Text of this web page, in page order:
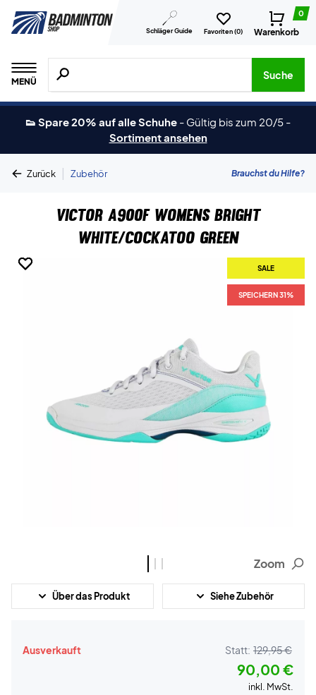
Schläger Guide Favoriten (0)
0
Warenkorb
MENÜ
Suche nach Produkten, Marken usw.
Suche
👟 Spare 20% auf alle Schuhe - Gültig bis zum 20/5 -
Sortiment ansehen
Zurück | Zubehör Brauchst du Hilfe?
Victor A900F Womens Bright
White/Cockatoo Green
SALE
SPEICHERN 31%
SALE
SPEICHERN 31%
SALE
SPEICHERN 31%
Zoom
Über das Produkt Siehe Zubehör
Ausverkauft Statt: 129,95 €
90,00 €
inkl. MwSt.